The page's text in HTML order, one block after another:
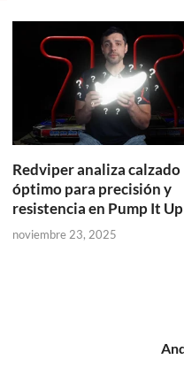
Redviper analiza calzado
óptimo para precisión y
resistencia en Pump It Up
noviembre 23, 2025